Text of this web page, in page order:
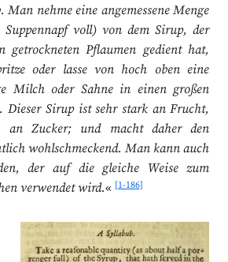
Man nehme eine angemessene Menge
Suppennapf voll) von dem Sirup, der
getrockneten Pflaumen gedient hat,
oder lasse von hoch oben eine
Milch oder Sahne in einen großen
Dieser Sirup ist sehr stark an Frucht,
an Zucker; und macht daher den
wohlschmeckend. Man kann auch
der auf die gleiche Weise zum
verwendet wird.«[1-186]